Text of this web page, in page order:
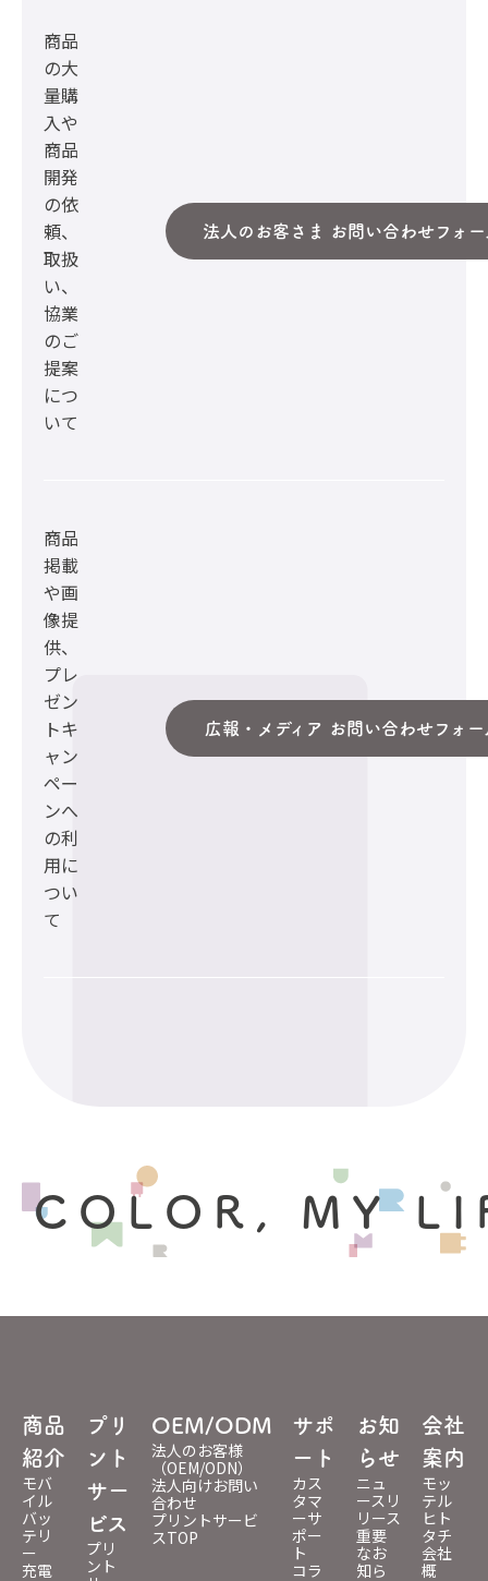
商品
の大
量購
入や
商品
開発
の依
頼、
取扱
い、
協業
のご
提案
につ
いて
法人のお客さま お問い合わせフォー
商品
掲載
や画
像提
供、
プレ
ゼン
トキ
ャン
ペー
ンへ
の利
用に
つい
て
広報・メディア お問い合わせフォー
COLOR, MY
商品
紹介
モバ
イル
バッ
テリ
ー
充電
プリ
ント
サー
ビス
プリ
ント
OEM/ODM
法人のお客様
（OEM/ODN）
法人向けお問い
合わせ
プリントサービ
スTOP
サポ
ート
カス
タマ
ーサ
ポー
ト
コラ
お知
らせ
ニュ
ースリ
リース
重要
なお
知ら
会社
案内
モッ
テル
ヒト
タチ
会社
概